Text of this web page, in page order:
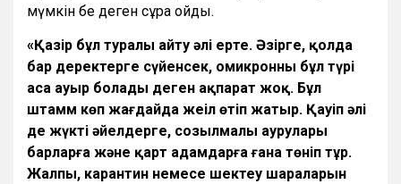
мүмкін бе деген сұрақ қойды.
«Қазір бұл туралы айту әлі ерте. Әзірге, қолда
бар деректерге сүйенсек, омикронның бұл түрі
аса ауыр болады деген ақпарат жоқ. Бұл
штамм көп жағдайда жеңіл өтіп жатыр. Қауіп әлі
де жүкті әйелдерге, созылмалы аурулары
барларға және қарт адамдарға ғана төніп тұр.
Жалпы, карантин немесе шектеу шараларын